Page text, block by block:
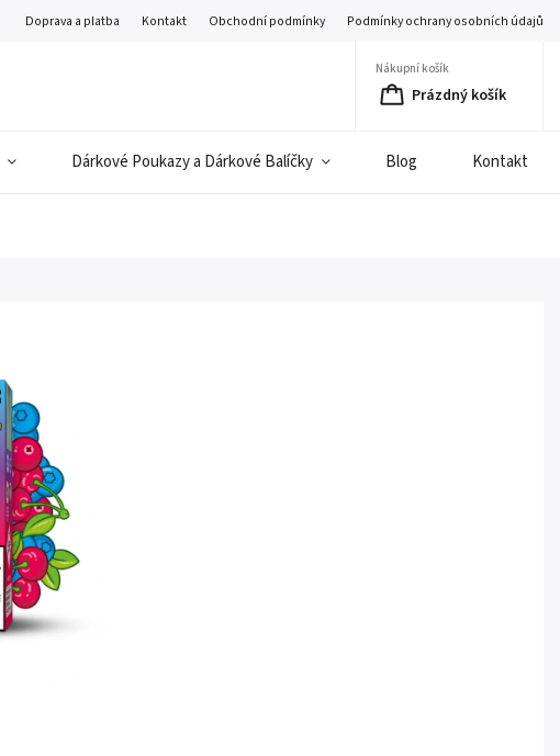
Doprava a platba Kontakt Obchodní podmínky Podmínky ochrany osobních údajů
Nákupní košík
Prázdný košík
Dárkové Poukazy a Dárkové Balíčky Blog Kontakt